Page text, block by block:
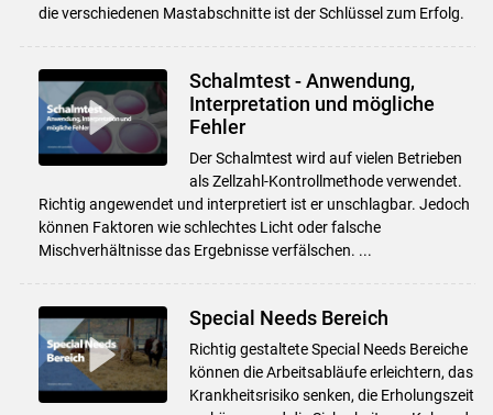
die verschiedenen Mastabschnitte ist der Schlüssel zum Erfolg.
Schalmtest - Anwendung,
Interpretation und mögliche
Fehler
Der Schalmtest wird auf vielen Betrieben
als Zellzahl-Kontrollmethode verwendet.
Richtig angewendet und interpretiert ist er unschlagbar. Jedoch
können Faktoren wie schlechtes Licht oder falsche
Mischverhältnisse das Ergebnisse verfälschen. ...
Special Needs Bereich
Richtig gestaltete Special Needs Bereiche
können die Arbeitsabläufe erleichtern, das
Krankheitsrisiko senken, die Erholungszeit